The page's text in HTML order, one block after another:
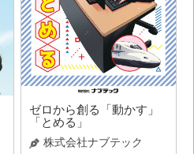
ゼロから創る「動かす」
「とめる」
株式会社ナブテック